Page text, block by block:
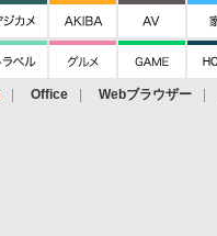
Office Webブラウザー